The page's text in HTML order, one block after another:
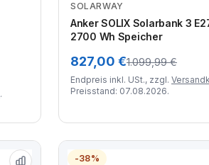
.
SOLARWAY
Anker SOLIX Solarbank 3
2700 Wh Speicher
827,00 €1.099,99 €
Endpreis inkl. USt., zzgl.
Preisstand: 07.08.2026.
-38%